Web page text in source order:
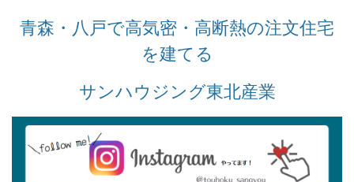
青森・八戸で高気密・高断熱の注文住宅
を建てる
サンハウジング東北産業